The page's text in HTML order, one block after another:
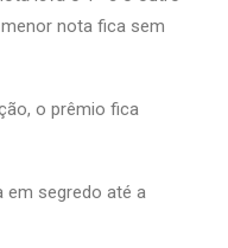
nota fica sem
o prêmio fica
em segredo até a